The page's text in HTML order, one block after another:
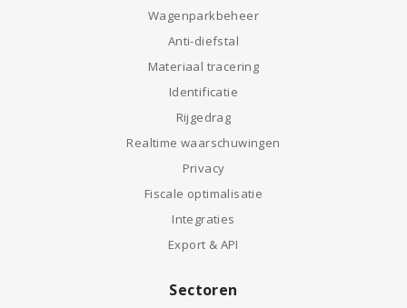
Wagenparkbeheer
Anti-diefstal
Materiaal tracering
Identificatie
Rijgedrag
Realtime waarschuwingen
Privacy
Fiscale optimalisatie
Integraties
Export & API
Sectoren